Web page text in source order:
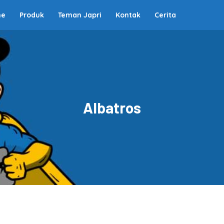
Produk Teman Japri Kontak Cerita
Albatros